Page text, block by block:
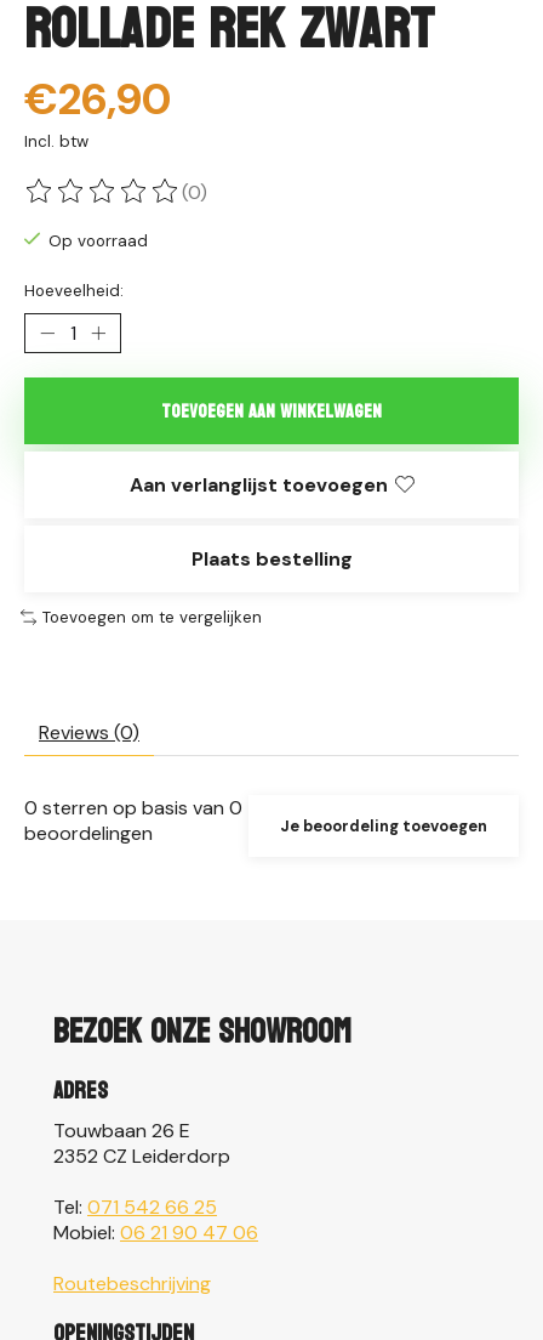
Rollade Rek Zwart
€26,90
Incl. btw
De beoordeling van dit product is
(0)
Op voorraad
Hoeveelheid:
Toevoegen aan winkelwagen
Aan verlanglijst toevoegen
Plaats bestelling
Toevoegen om te vergelijken
Reviews (0)
0 sterren op basis van 0
beoordelingen
Je beoordeling toevoegen
Bezoek onze showroom
Adres
Touwbaan 26 E
2352 CZ Leiderdorp
Tel: 071 542 66 25
Mobiel: 06 21 90 47 06
Routebeschrijving